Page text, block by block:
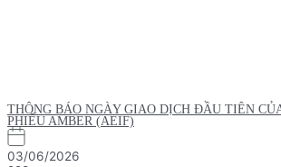
THÔNG BÁO NGÀY GIAO DỊCH ĐẦU TIÊN
PHIẾU AMBER (AEIF)
03/06/2026